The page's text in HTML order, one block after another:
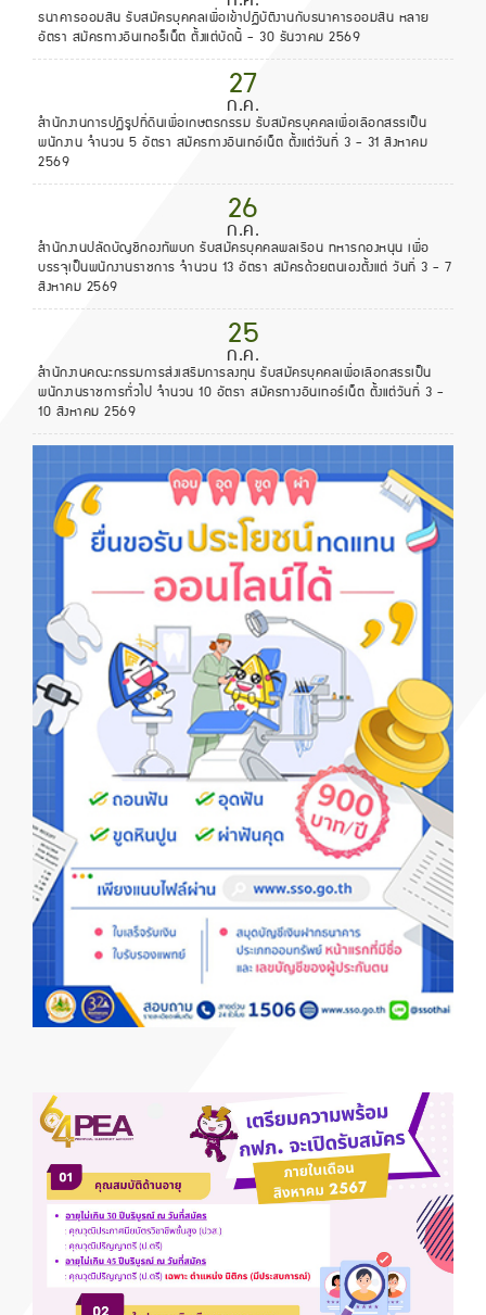
ธนาคารออมสิน รับสมัครบุคคลเพื่อเข้าปฏิบัติงานกับธนาคารออมสิน หลาย
อัตรา สมัครทางอินเทอร็เน็ต ตั้งแต่บัดนี้ - 30 ธันวาคม 2569
27
ก.ค.
สำนักงานการปฏิรูปที่ดินเพื่อเกษตรกรรม รับสมัครบุคคลเพื่อเลือกสรรเป็น
พนักงาน จำนวน 5 อัตรา สมัครทางอินเทอ์เน็ต ตั้งแต่วันที่ 3 - 31 สิงหาคม
2569
26
ก.ค.
สำนักงานปลัดบัญชีกองทัพบก รับสมัครบุคคลพลเรือน ทหารกองหนุน เพื่อ
บรรจุเป็นพนักงานราชการ จำนวน 13 อัตรา สมัครด้วยตนเองตั้งแต่ วันที่ 3 - 7
สิงหาคม 2569
25
ก.ค.
สำนักงานคณะกรรมการส่งเสริมการลงทุน รับสมัครบุคคลเพื่อเลือกสรรเป็น
พนักงานราชการทั่วไป จำนวน 10 อัตรา สมัครทางอินเทอร์เน็ต ตั้งแต่วันที่ 3 -
10 สิงหาคม 2569